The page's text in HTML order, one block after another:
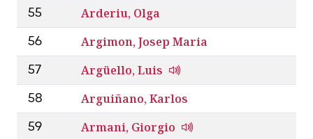
55 Arderiu, Olga
56 Argimon, Josep Maria
57 Argüello, Luis
58 Arguiñano, Karlos
59 Armani, Giorgio